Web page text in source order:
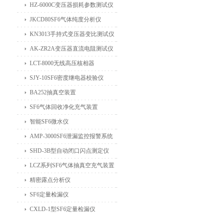
HZ-6000C变压器损耗参数测试仪
JKCD80SF6气体纯度分析仪
KN3013手持式变压器变比测试仪
AK-ZR2A变压器直流电阻测试仪
LCT-8000无线高压核相器
SJY-10SF6密度继电器校验仪
BA252抽真空装置
SF6气体回收净化充气装置
智能SF6微水仪
AMP-3000SF6泄漏监控报警系统
SHD-3B型自动闭口闪点测定仪
LCZ系列SF6气体抽真空充气装置
精密露点分析仪
SF6定量检漏仪
CXLD-1型SF6定量检漏仪